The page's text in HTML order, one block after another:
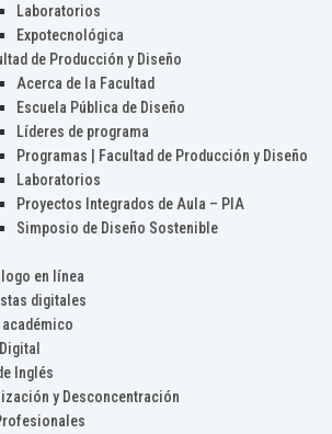
Laboratorios
Expotecnológica
de Producción y Diseño
Acerca de la Facultad
Escuela Pública de Diseño
Líderes de programa
Programas | Facultad de Producción y Diseño
Laboratorios
Proyectos Integrados de Aula – PIA
Simposio de Diseño Sostenible
en línea
digitales
Inglés
y Desconcentración